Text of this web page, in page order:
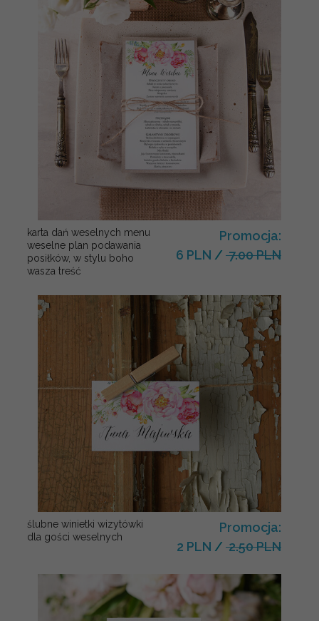
karta dań weselnych menu
weselne plan podawania
posiłków, w stylu boho
wasza treść
Promocja:
6 PLN / 7.00 PLN
ślubne winietki wizytówki
dla gości weselnych
Promocja:
2 PLN / 2.50 PLN